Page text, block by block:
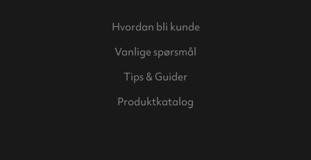
Hvordan bli kunde
Vanlige spørsmål
Tips & Guider
Produktkatalog